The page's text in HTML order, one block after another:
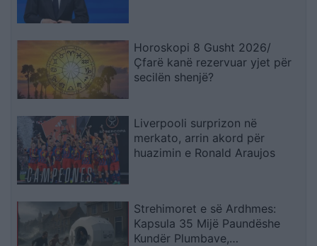
Horoskopi 8 Gusht 2026/
Çfarë kanë rezervuar yjet për
secilën shenjë?
Liverpooli surprizon në
merkato, arrin akord për
huazimin e Ronald Araujos
Strehimoret e së Ardhmes:
Kapsula 35 Mijë Paundëshe
Kundër Plumbave,